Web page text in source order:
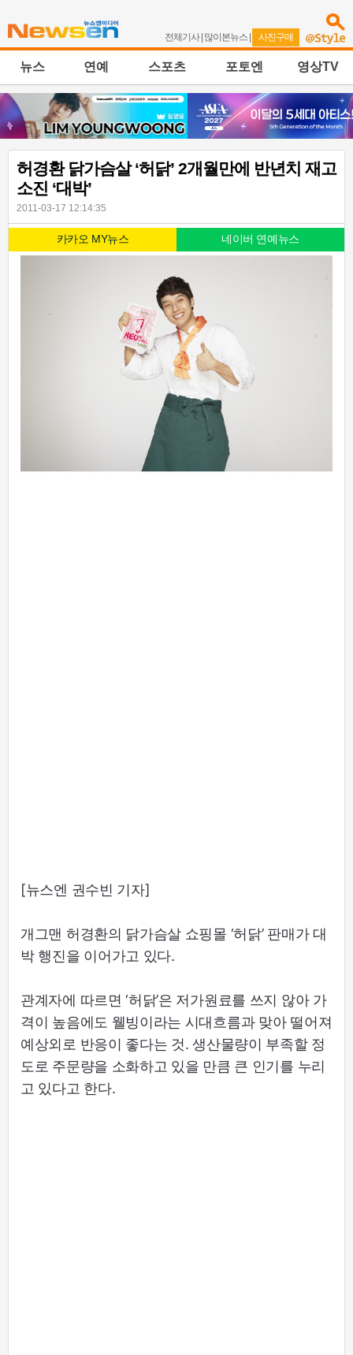
전체기사| 많이본뉴스 | 사진구매
뉴스 연예 스포츠 포토엔 영상TV
허경환 닭가슴살 ‘허닭’ 2개월만에 반년치 재고
소진 ‘대박’
2011-03-17 12:14:35
카카오 MY뉴스 네이버 연예뉴스
[뉴스엔 권수빈 기자]
개그맨 허경환의 닭가슴살 쇼핑몰 ‘허닭’ 판매가 대
박 행진을 이어가고 있다.
관계자에 따르면 ‘허닭’은 저가원료를 쓰지 않아 가
격이 높음에도 웰빙이라는 시대흐름과 맞아 떨어져
예상외로 반응이 좋다는 것. 생산물량이 부족할 정
도로 주문량을 소화하고 있을 만큼 큰 인기를 누리
고 있다고 한다.